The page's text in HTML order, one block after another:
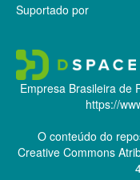
Suportado por
Empresa Brasileira de
https://
O conteúdo do
Creative Commons